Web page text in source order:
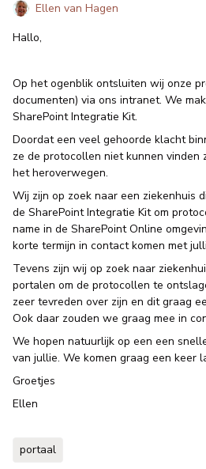
Ellen van Hagen
Hallo,
Op het ogenblik ontsluiten wij onze
documenten) via ons intranet. We
SharePoint Integratie Kit.
Doordat een veel gehoorde klacht
ze de protocollen niet kunnen vinden
het heroverwegen.
Wij zijn op zoek naar een ziekenhuis
de SharePoint Integratie Kit om
name in de SharePoint Online
korte termijn in contact komen met
Tevens zijn wij op zoek naar
portalen om de protocollen te
zeer tevreden over zijn en dit graag
Ook daar zouden we graag mee in
We hopen natuurlijk op een een
van jullie. We komen graag een keer
Groetjes
Ellen
portaal